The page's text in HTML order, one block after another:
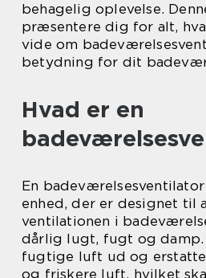
behagelig oplevelse.
præsentere dig for alt,
vide om
betydning for dit
Hvad er en
En
enhed, der er designet til
ventilationen i
dårlig lugt, fugt og
fugtige luft ud og
og friskere luft, hvilket